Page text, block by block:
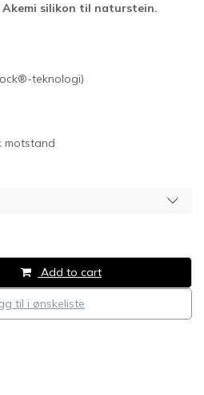
Akemi silikon til naturstein.
teknologi)
motstand
Add to cart
til i ønskeliste